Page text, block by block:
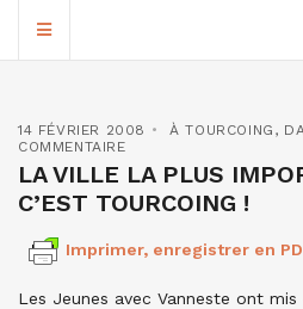
14 FÉVRIER 2008 À TOURCOING ,
COMMENTAIRE
LA VILLE LA PLUS
C’EST TOURCOING !
Imprimer, enregistrer en
Les Jeunes avec Vanneste ont